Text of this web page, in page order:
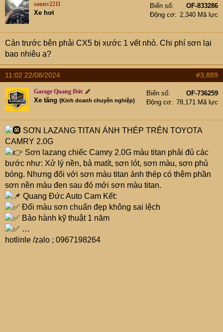
sonnv2211
Xe hơi
Biển số
OF-833286
Động cơ
2,340 Mã lực
Cản trước bên phải CX5 bị xước 1 vết nhỏ. Chi phí sơn lại
bao nhiêu ạ?
11:02 22/08/2024 #3,889
Garage Quang Đức
Xe tăng {Kinh doanh chuyên nghiệp}
Biển số
OF-736259
Động cơ
78,171 Mã lực
SƠN LAZANG TITAN ÁNH THÉP TRÊN TOYOTA
CAMRY 2.0G
Sơn lazang chiếc Camry 2.0G màu titan phải đủ các
bước như: Xử lý nền, bả matít, sơn lót, sơn màu, sơn phủ
bóng. Nhưng đối với sơn màu titan ánh thép có thêm phần
sơn nền màu đen sau đó mới sơn màu titan.
Quang Đức Auto Cam Kết:
Đổi màu sơn chuẩn đẹp không sai lệch
Bảo hành kỹ thuật 1 năm
…
hotlinle /zalo ; 0967198264